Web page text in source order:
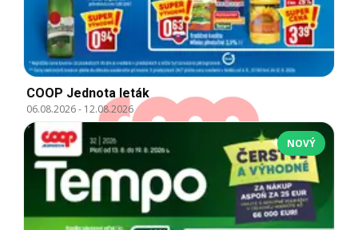
COOP Jednota leták
06.08.2026- 12.08.2026
NOVÝ